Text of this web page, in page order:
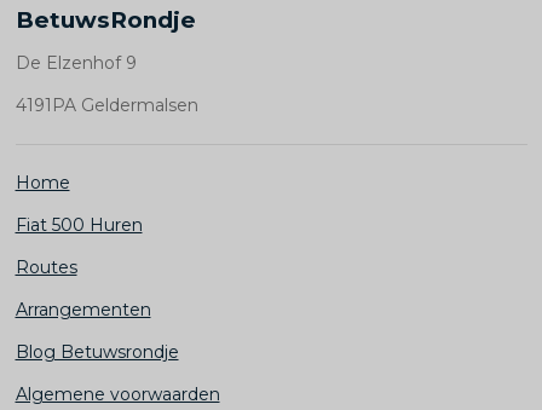
BetuwsRondje
De Elzenhof 9
4191PA Geldermalsen
Home
Fiat 500 Huren
Routes
Arrangementen
Blog Betuwsrondje
Algemene voorwaarden